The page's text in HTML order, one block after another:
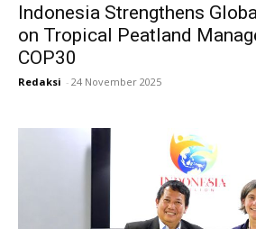
Indonesia Strengthens
on Tropical Peatland
COP30
Redaksi - 24 November 2025